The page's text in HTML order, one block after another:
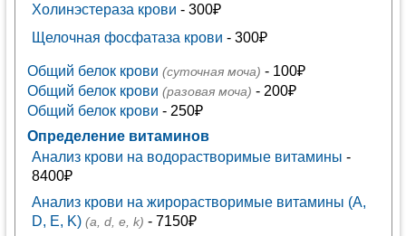
Холинэстераза крови - 300₽
Щелочная фосфатаза крови - 300₽
Общий белок крови (суточная моча) - 100₽
Общий белок крови (разовая моча) - 200₽
Общий белок крови - 250₽
Определение витаминов
Анализ крови на водорастворимые витамины -
8400₽
Анализ крови на жирорастворимые витамины (A,
D, E, K) (a, d, e, k) - 7150₽